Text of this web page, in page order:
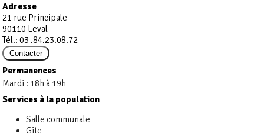
Adresse
21 rue Principale
90110 Leval
Tél.: 03 .84.23.08.72
Permanences
Mardi : 18h à 19h
Services à la population
Salle communale
Gîte